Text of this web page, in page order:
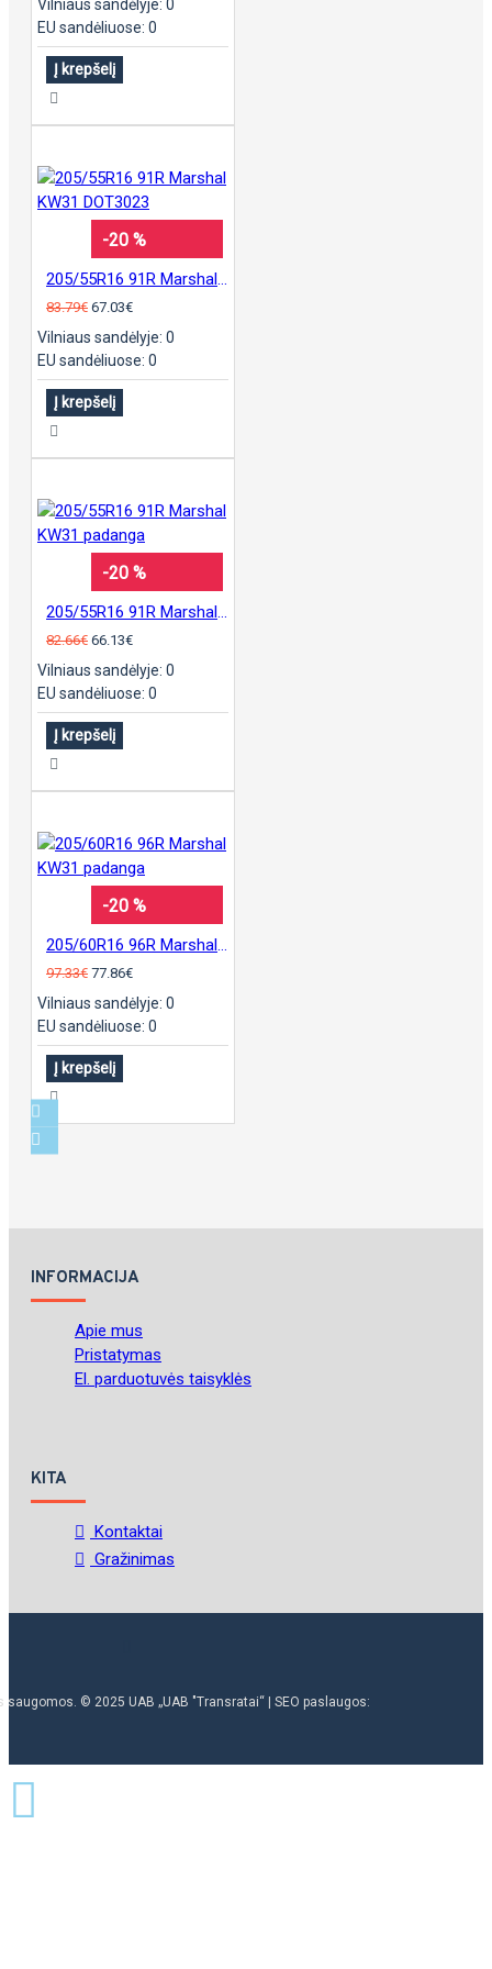
Vilniaus sandėlyje: 0
EU sandėliuose: 0
Į krepšelį
-20 %
83.79€ 67.03€
Vilniaus sandėlyje: 0
EU sandėliuose: 0
Į krepšelį
-20 %
82.66€ 66.13€
Vilniaus sandėlyje: 0
EU sandėliuose: 0
Į krepšelį
-20 %
97.33€ 77.86€
Vilniaus sandėlyje: 0
EU sandėliuose: 0
Į krepšelį
INFORMACIJA
Apie mus
Pristatymas
El. parduotuvės taisyklės
KITA
Kontaktai
Gražinimas
saugomos. © 2025 UAB „UAB "Transratai“ | SEO paslaugos: